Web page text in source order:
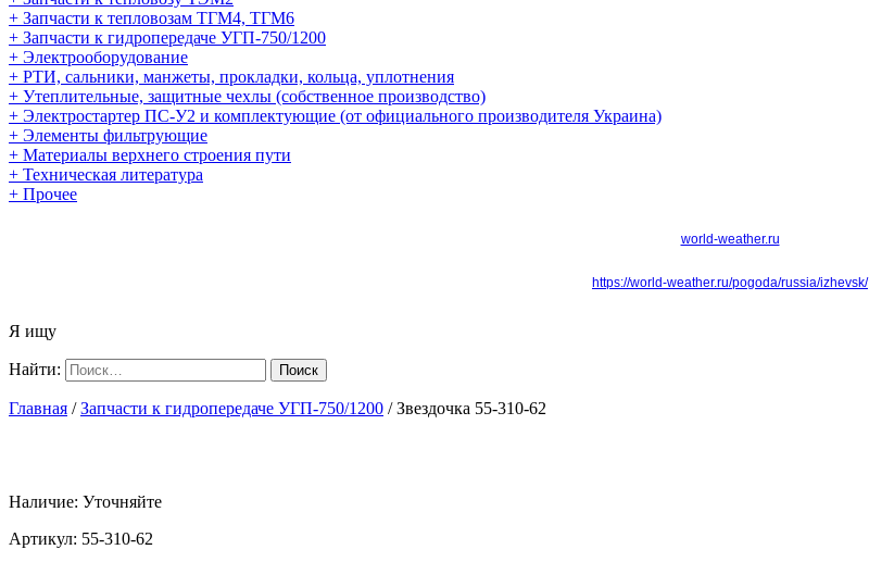
+ Запчасти к тепловозам ТГМ4, ТГМ6
+ Запчасти к гидропередаче УГП-750/1200
+ Электрооборудование
+ РТИ, сальники, манжеты, прокладки, кольца, уплотнения
+ Утеплительные, защитные чехлы (собственное производство)
+ Электростартер ПС-У2 и комплектующие (от официального производителя Украина)
+ Элементы фильтрующие
+ Материалы верхнего строения пути
+ Техническая литература
+ Прочее
world-weather.ru
https://world-weather.ru/pogoda/russia/izhevsk/
Я ищу
Найти:
Главная / Запчасти к гидропередаче УГП-750/1200 / Звездочка 55-310-62
Наличие: Уточняйте
Артикул: 55-310-62